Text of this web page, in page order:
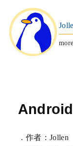
．作者：Jollen